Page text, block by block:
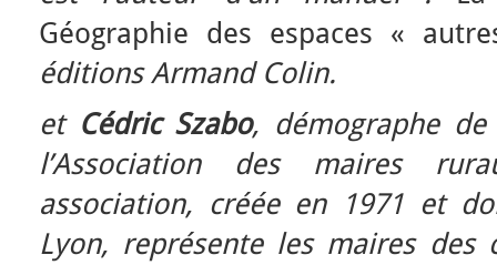
Géographie des espaces «
éditions Armand Colin.
et Cédric Szabo, démographe
l’Association des maires
association, créée en 1971 et
Lyon, représente les maires des